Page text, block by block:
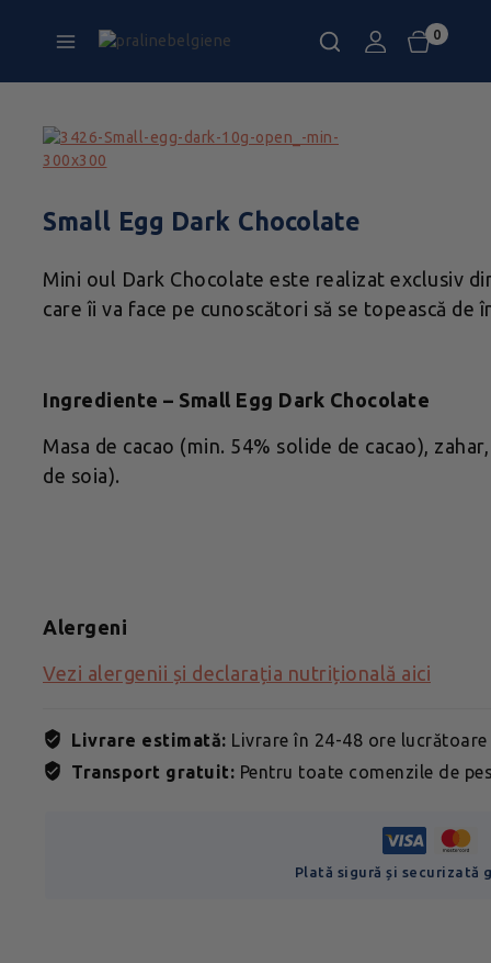
0
Small Egg Dark Chocolate
Mini oul Dark Chocolate este realizat exclusiv
care îi va face pe cunoscători să se topească de
Ingrediente – Small Egg Dark Chocolate
Masa de cacao (min. 54% solide de cacao),
de soia).
Alergeni
Vezi alergenii și declarația nutrițională aici
Livrare estimată: Livrare în 24-48 ore lucrătoare
Transport gratuit: Pentru toate comenzile de
Plată sigură și securizată